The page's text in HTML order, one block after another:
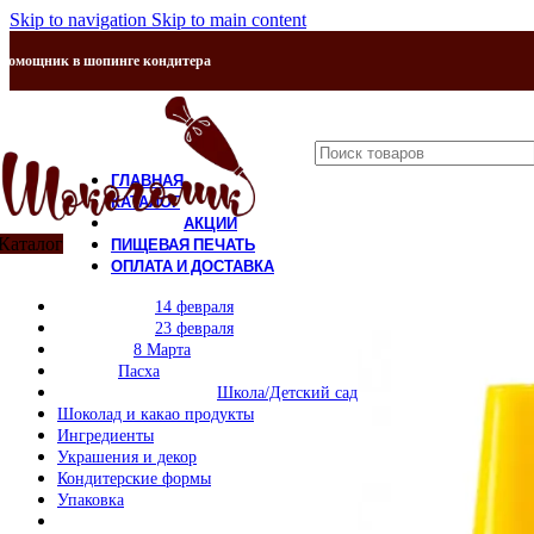
Skip to navigation Skip to main content
в шопинге кондитера
14 февраля
23 февраля
8 Марта
Пасха
Школа/Детский сад
Шоколад и какао продукты
Ингредиенты
Украшения и декор
Кондитерские формы
Упаковка
ГЛАВНАЯ
КАТАЛОГ
АКЦИИ
ПИЩЕВАЯ ПЕЧАТЬ
ОПЛАТА И ДОСТАВКА
О НАС